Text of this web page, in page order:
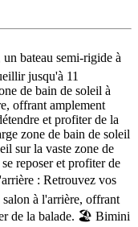
bateau semi-rigide à
jusqu'à 11
de bain de soleil à
offrant amplement
et profiter de la
zone de bain de soleil
sur la vaste zone de
reposer et profiter de
: Retrouvez vos
à l'arrière, offrant
de la balade. 🏖️ Bimini